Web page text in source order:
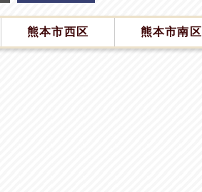
熊本市西区 熊本市南区